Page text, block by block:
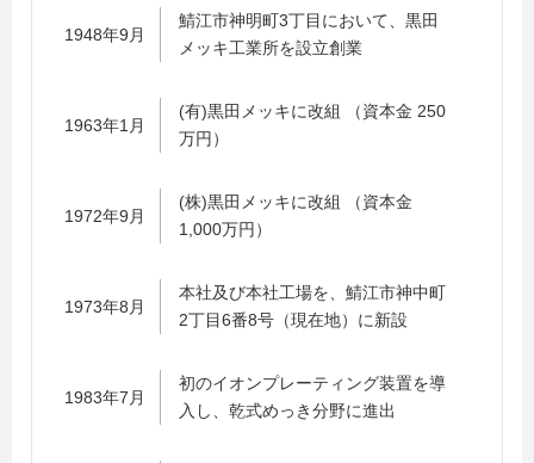
1948年9月
鯖江市神明町3丁目において、黒田
メッキ工業所を設立創業
1963年1月
(有)黒田メッキに改組 （資本金 250
万円）
1972年9月
(株)黒田メッキに改組 （資本金
1,000万円）
1973年8月
本社及び本社工場を、鯖江市神中町
2丁目6番8号（現在地）に新設
1983年7月
初のイオンプレーティング装置を導
入し、乾式めっき分野に進出